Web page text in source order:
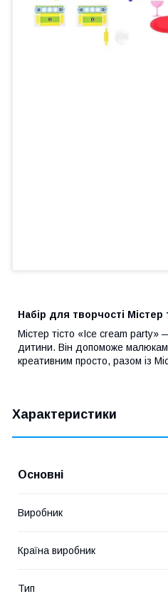
Набір для творчості
Містер тісто «Ice cream party»
дитини. Він допоможе малюкам
креативним просто, разом із
Характеристики
Основні
Виробник
Країна виробник
Тип